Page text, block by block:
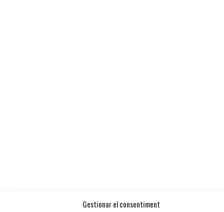
Gestionar el consentiment